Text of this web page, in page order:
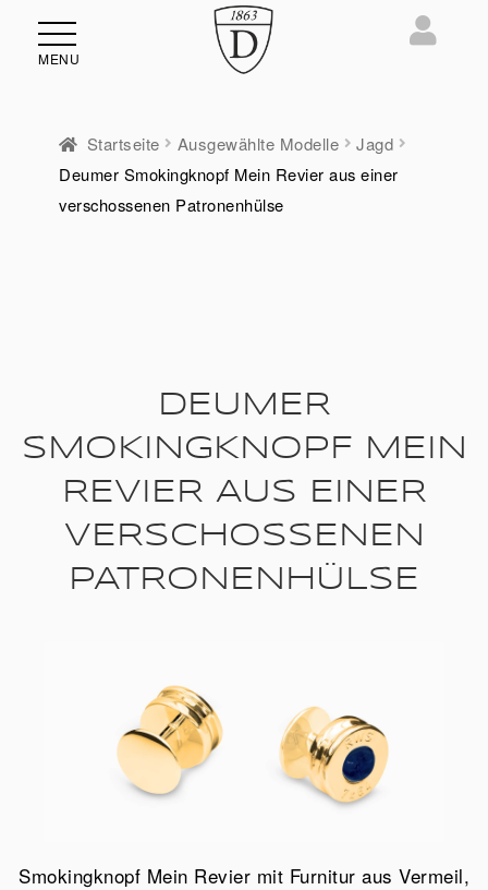
MENU
Startseite Ausgewählte Modelle
Jagd
Deumer Smokingknopf Mein Revier aus einer
verschossenen Patronenhülse
DEUMER
SMOKINGKNOPF MEIN
REVIER AUS EINER
VERSCHOSSENEN
PATRONENHÜLSE
Smokingknopf Mein Revier mit Furnitur aus Vermeil,